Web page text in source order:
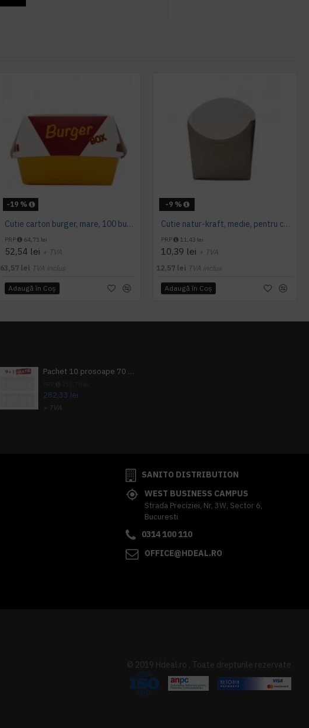
-19 %
Cutie carton burger, mare, 100 buc/set
PRP 64,71 lei
52,54 lei + TVA
63,57 lei TVA inclus
Adaugă în Coş
-9 %
Cutie natur-kraft, medie, pentru cartofi prajiti, 108x94mm, 50 buc/set, 20 set/bax
PRP 11,43 lei
10,39 lei + TVA
12,57 lei TVA inclus
Adaugă în Coş
Pachet 10 prosoape 70 x 140cm 9 + 1 gratuit
282,33 lei
+ TVA
SANITO DISTRIBUTION
WEST BUSINESS CAMPUS
Strada Preciziei, Nr, 3W, Sector 6,
Bucuresti
0314 100 110
OFFICE@HDEAL.RO
© 2019 Hdeal.ro , Toate drepturile rezervate